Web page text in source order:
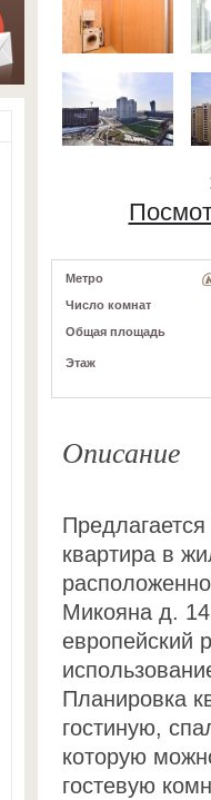
Метро
Число комнат
Общая площадь
Этаж
Описание
квартира в
Микояна д.
европейский
Планировка
гостиную,
которую
гостевую